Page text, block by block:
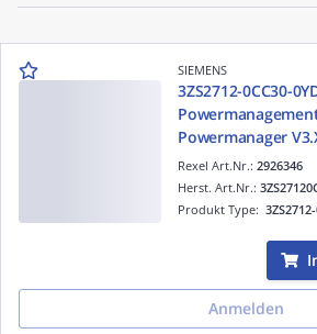
SIEMENS
3ZS2712-0CC30-
Powermanager
Rexel Art.Nr.: 2926346
Produkt Type:
Herst. Art.Nr.:
Anmelden